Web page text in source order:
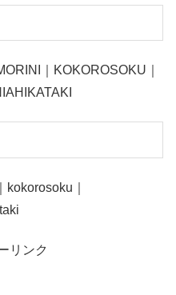
｜KOKOROSOKU｜
｜
リンク